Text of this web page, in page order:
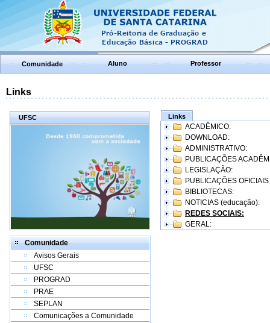
Comunidade Aluno Professor
Links
UFSC
Comunidade
Avisos Gerais
UFSC
PROGRAD
PRAE
SEPLAN
Comunicações a Comunidade
Links
ACADÊMICO:
DOWNLOAD:
ADMINISTRATIVO:
PUBLICAÇÕES
LEGISLAÇÃO:
PUBLICAÇÕES
BIBLIOTECAS:
NOTICIAS (educação):
REDES SOCIAIS:
GERAL: